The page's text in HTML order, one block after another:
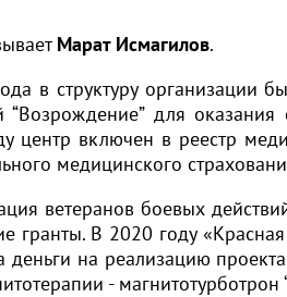
Марат Исмагилов.
в структуру организации
“Возрождение” для
центр включен в реестр
медицинского
ветеранов боевых
гранты. В 2020 году
деньги на реализацию
- магнитотурботрон